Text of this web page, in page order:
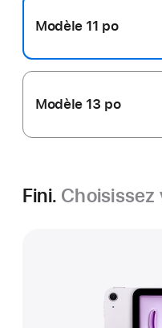
Modèle 11 po
Modèle 13 po
Fini. Choisissez